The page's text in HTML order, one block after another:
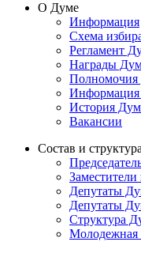
О Думе
Информация
Схема
Регламент
Награды
История
Вакансии
Состав и структура
Депутаты
Депутаты
Структура
Молодежная